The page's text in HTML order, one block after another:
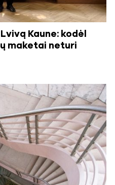
Kaune: kodėl
maketai neturi